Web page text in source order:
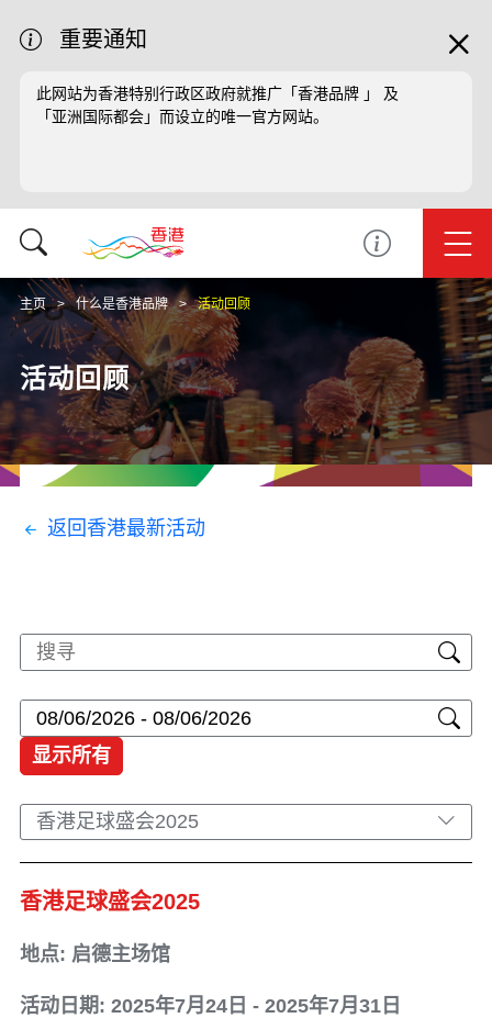
重要通知
此网站为香港特别行政区政府就推广「香港品牌 」 及
「亚洲国际都会」而设立的唯一官方网站。
主页 什么是香港品牌 活动回顾
活动回顾
返回香港最新活动
显示所有
香港足球盛会2025
香港足球盛会2025
地点: 启德主场馆
活动日期: 2025年7月24日 - 2025年7月31日